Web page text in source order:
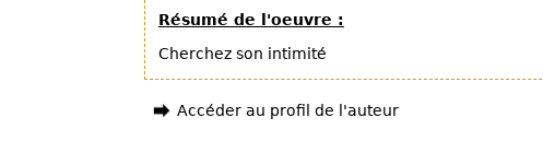
Résumé de l'oeuvre :
Cherchez son intimité
Accéder au profil de l'auteur